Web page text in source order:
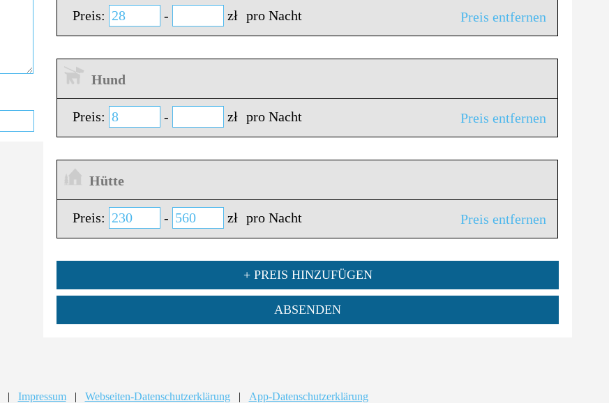
Preis: - zł pro Nacht Preis entfernen
Hund
Preis: - zł pro Nacht Preis entfernen
Hütte
Preis: - zł pro Nacht Preis entfernen
+ PREIS HINZUFÜGEN
ABSENDEN
| Impressum | Webseiten-Datenschutzerklärung | App-Datenschutzerklärung